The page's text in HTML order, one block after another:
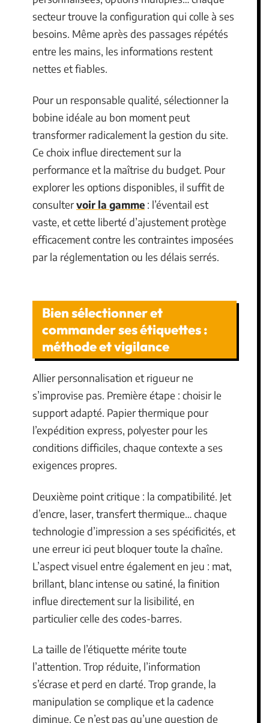
secteur trouve la configuration qui colle à ses
besoins. Même après des passages répétés
entre les mains, les informations restent
nettes et fiables.
Pour un responsable qualité, sélectionner la
bobine idéale au bon moment peut
transformer radicalement la gestion du site.
Ce choix influe directement sur la
performance et la maîtrise du budget. Pour
explorer les options disponibles, il suffit de
consultervoir la gamme : l’éventail est
vaste, et cette liberté d’ajustement protège
efficacement contre les contraintes imposées
par la réglementation ou les délais serrés.
Bien sélectionner et
commander ses étiquettes :
méthode et vigilance
Allier personnalisation et rigueur ne
s’improvise pas. Première étape : choisir le
support adapté. Papier thermique pour
l’expédition express, polyester pour les
conditions difficiles, chaque contexte a ses
exigences propres.
Deuxième point critique : la compatibilité. Jet
d’encre, laser, transfert thermique… chaque
technologie d’impression a ses spécificités, et
une erreur ici peut bloquer toute la chaîne.
L’aspect visuel entre également en jeu : mat,
brillant, blanc intense ou satiné, la finition
influe directement sur la lisibilité, en
particulier celle des codes-barres.
La taille de l’étiquette mérite toute
l’attention. Trop réduite, l’information
s’écrase et perd en clarté. Trop grande, la
manipulation se complique et la cadence
diminue. Ce n’est pas qu’une question de